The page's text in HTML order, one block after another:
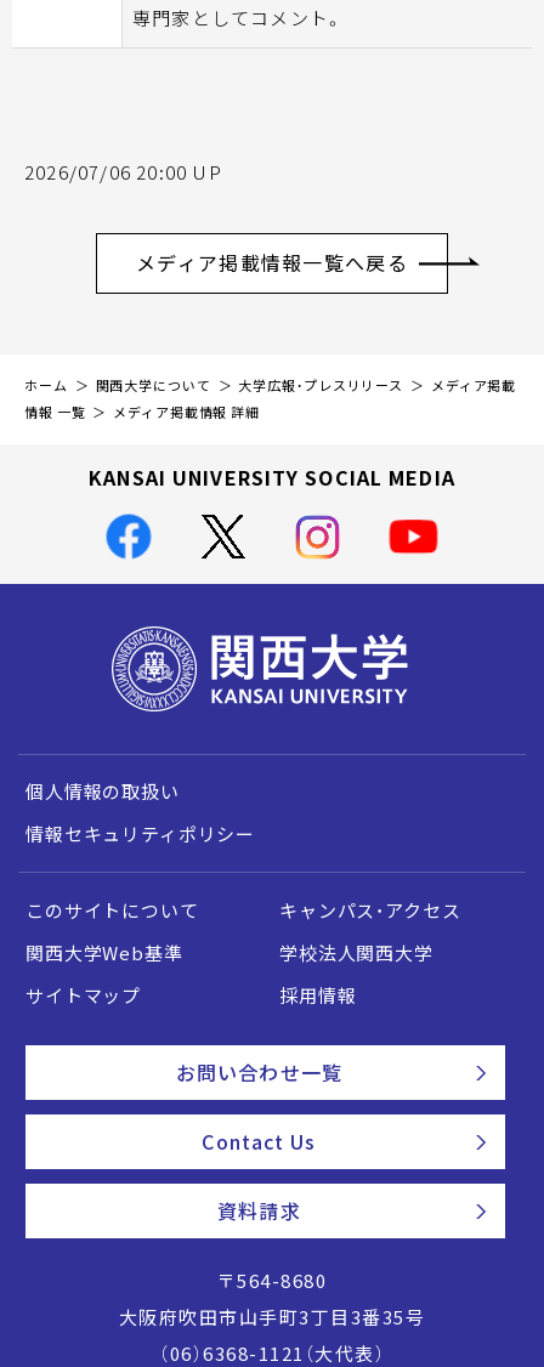
専門家としてコメント。
2026/07/06 20:00 UP
メディア掲載情報一覧へ戻る
ホーム 関西大学について 大学広報・プレスリリース
メディア掲載
情報 一覧
メディア掲載情報 詳細
KANSAI UNIVERSITY SOCIAL MEDIA
個人情報の取扱い
情報セキュリティポリシー
このサイトについて
キャンパス・アクセス
関西大学Web基準
学校法人関西大学
サイトマップ
採用情報
お問い合わせ一覧
Contact Us
資料請求
〒564-8680
大阪府吹田市山手町3丁目3番35号
（06）6368-1121（大代表）